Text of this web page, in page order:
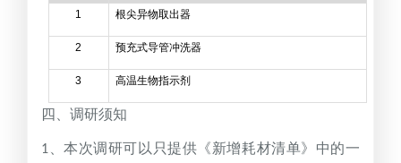
1 根尖异物取出器
2 预充式导管冲洗器
3 高温生物指示剂
四、调研须知
1 、本次调研可以只提供《新增耗材清单》中的一